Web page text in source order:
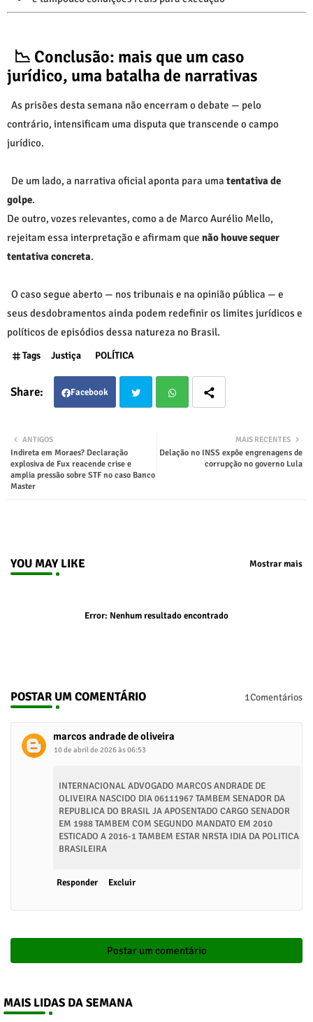
📉 Conclusão: mais que um caso
jurídico, uma batalha de narrativas
As prisões desta semana não encerram o debate — pelo
contrário, intensificam uma disputa que transcende o campo
jurídico.
De um lado, a narrativa oficial aponta para uma tentativa de
golpe.
De outro, vozes relevantes, como a de Marco Aurélio Mello,
rejeitam essa interpretação e afirmam que não houve sequer
tentativa concreta.
O caso segue aberto — nos tribunais e na opinião pública — e
seus desdobramentos ainda podem redefinir os limites jurídicos e
políticos de episódios dessa natureza no Brasil.
Tags Justiça POLÍTICA
Facebook
tsap
MAIS RECENTES
Delação no INSS expõe engrenagens de
corrupção no governo Lula
ANTIGOS
Indireta em Moraes? Declaração
explosiva de Fux reacende crise e
amplia pressão sobre STF no caso Banco
Master
YOU MAY LIKE Mostrar mais
Error: Nenhum resultado encontrado
POSTAR UM COMENTÁRIO 1Comentários
marcos andrade de oliveira
10 de abril de 2026 às 06:53
INTERNACIONAL ADVOGADO MARCOS ANDRADE DE
OLIVEIRA NASCIDO DIA 06111967 TAMBEM SENADOR DA
REPUBLICA DO BRASIL JA APOSENTADO CARGO SENADOR
EM 1988 TAMBEM COM SEGUNDO MANDATO EM 2010
ESTICADO A 2016-1 TAMBEM ESTAR NRSTA IDIA DA POLITICA
BRASILEIRA
Responder Excluir
Postar um comentário
MAIS LIDAS DA SEMANA